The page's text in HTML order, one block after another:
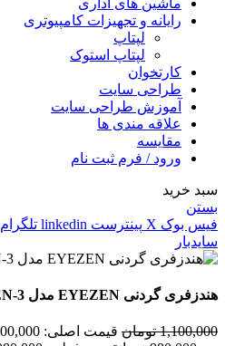
رایانه و تجهیزات کامپیوتری
لپتاپ
لپتاپ استوک
کارتخوان
طراحی سایت
آموزش طراحی سایت
علاقه مندی ها
مقایسه
ورود / فرم ثبت نام
سبد خرید
بستن
فیس بوک X پینترست linkedin تلگرام
سایدبار
هندزفری گردنی EYEZEN مدل EN-3 با گارانتی 6 ماه
1,100,000 تومان